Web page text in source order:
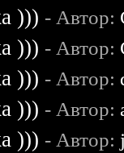
))) - Автор:
))) - Автор:
))) - Автор:
))) - Автор:
))) - Автор: